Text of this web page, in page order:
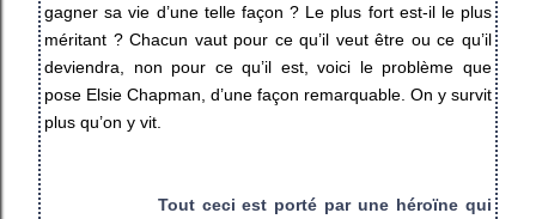
gagner sa vie d’une telle façon ? Le plus fort est-il le plus
méritant ? Chacun vaut pour ce qu’il veut être ou ce qu’il
deviendra, non pour ce qu’il est, voici le problème que
pose Elsie Chapman, d’une façon remarquable. On y survit
plus qu’on y vit.
Tout ceci est porté par une héroïne qui